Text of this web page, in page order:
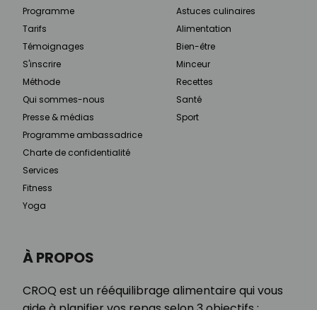
À PROPOS
CROQ est un rééquilibrage alimentaire qui vous
Programme
Tarifs
Témoignages
S'inscrire
Méthode
Qui sommes-nous
Presse & médias
Programme ambassadrice
Charte de confidentialité
Services
Fitness
Yoga
Astuces culinaires
Alimentation
Bien-être
Minceur
Recettes
Santé
Sport